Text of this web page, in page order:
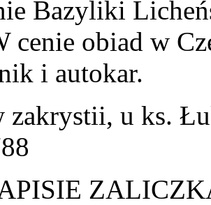
Bazyliki
cenie obiad w
i autokar.
zakrystii, u ks.